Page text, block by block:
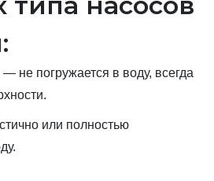
— не погружается в воду, всегда
или полностью